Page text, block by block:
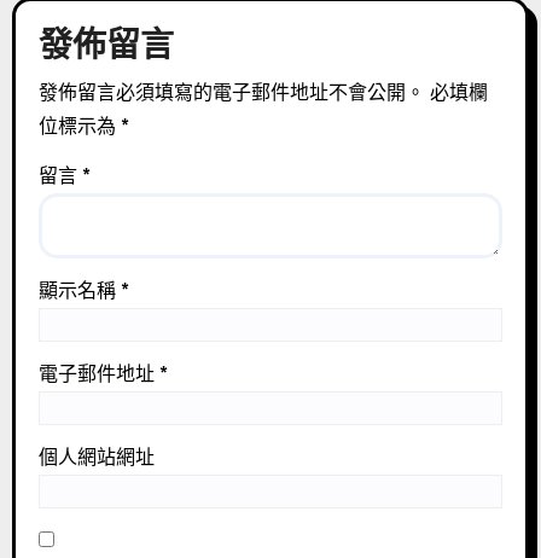
發佈留言
發佈留言必須填寫的電子郵件地址不會公開。 必填欄
位標示為 *
留言 *
顯示名稱 *
電子郵件地址 *
個人網站網址